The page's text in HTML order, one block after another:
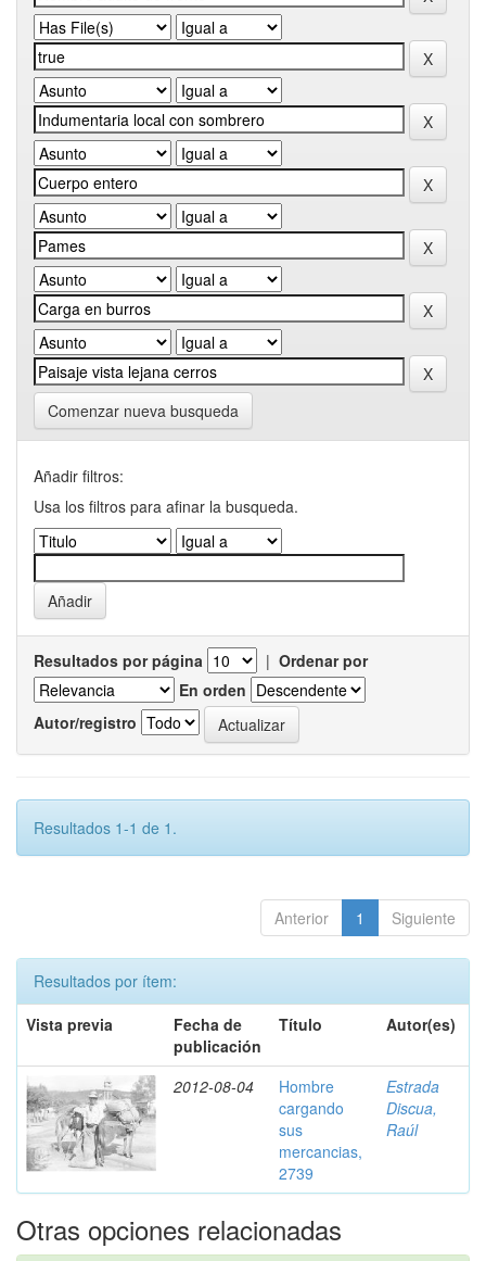
Comenzar nueva busqueda
Añadir filtros:
Usa los filtros para afinar la busqueda.
Resultados por página | Ordenar por
En orden
Autor/registro
Resultados 1-1 de 1.
Anterior 1 Siguiente
Resultados por ítem:
Vista previa
Fecha de
publicación
Título Autor(es)
2012-08-04
Hombre
cargando
sus
mercancias,
2739
Estrada
Discua,
Raúl
Otras opciones relacionadas